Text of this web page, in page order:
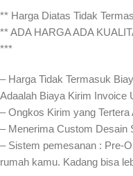
** Harga Diatas Tidak
** ADA HARGA ADA
***
– Harga Tidak Termasuk
Adaalah Biaya Kirim Invoice
– Ongkos Kirim yang
– Menerima Custom Desain
– Sistem pemesanan : Pre-
rumah kamu. Kadang bisa